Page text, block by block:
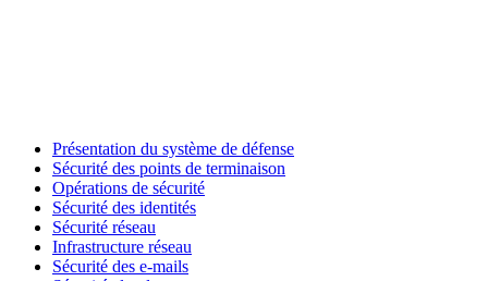
Présentation du système de défense
Sécurité des points de terminaison
Opérations de sécurité
Sécurité des identités
Sécurité réseau
Infrastructure réseau
Sécurité des e-mails